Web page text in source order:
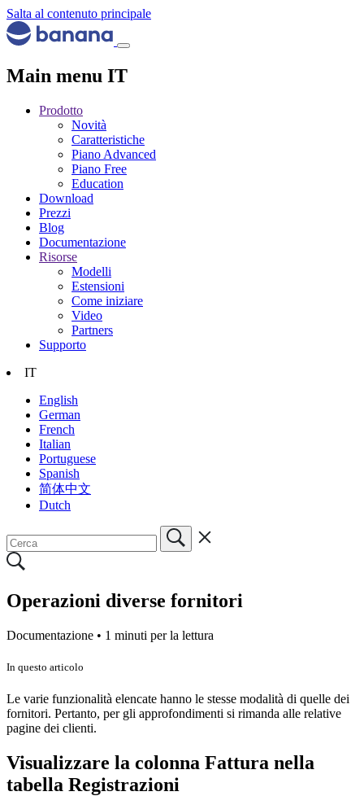
Salta al contenuto principale
Main menu IT
Prodotto
Novità
Caratteristiche
Piano Advanced
Piano Free
Education
Download
Prezzi
Blog
Documentazione
Risorse
Modelli
Estensioni
Come iniziare
Video
Partners
Supporto
IT
English
German
French
Italian
Portuguese
Spanish
简体中文
Dutch
Operazioni diverse fornitori
Documentazione • 1 minuti per la lettura
In questo articolo
Le varie funzionalità elencate hanno le stesse modalità di quelle dei
fornitori. Pertanto, per gli approfondimenti si rimanda alle relative
pagine dei clienti.
Visualizzare la colonna Fattura nella
tabella Registrazioni